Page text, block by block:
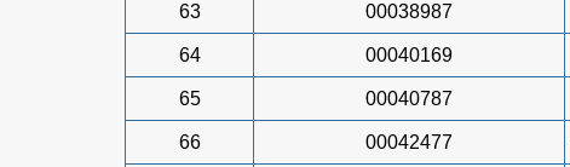
63 00038987
64 00040169
65 00040787
66 00042477